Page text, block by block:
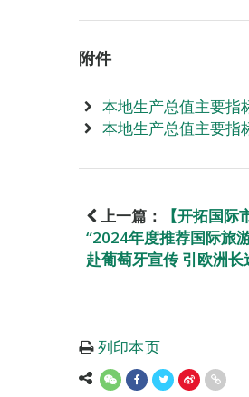
附件
本地生产总值主要指
本地生产总值主要指
上一篇：
【开拓国
“2024年度推荐国际旅
赴葡萄牙宣传 引欧洲长
列印本页